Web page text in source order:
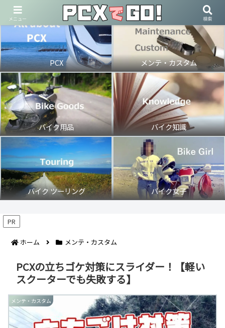
PCX メンテ・カスタム
バイク用品 バイク知識
バイク ツーリング バイク女子
PR
ホーム メンテ・カスタム
PCXの立ちゴケ対策にスライダー！【軽い
スクーターでも失敗する】
メンテ・カスタム
メニュー 検索